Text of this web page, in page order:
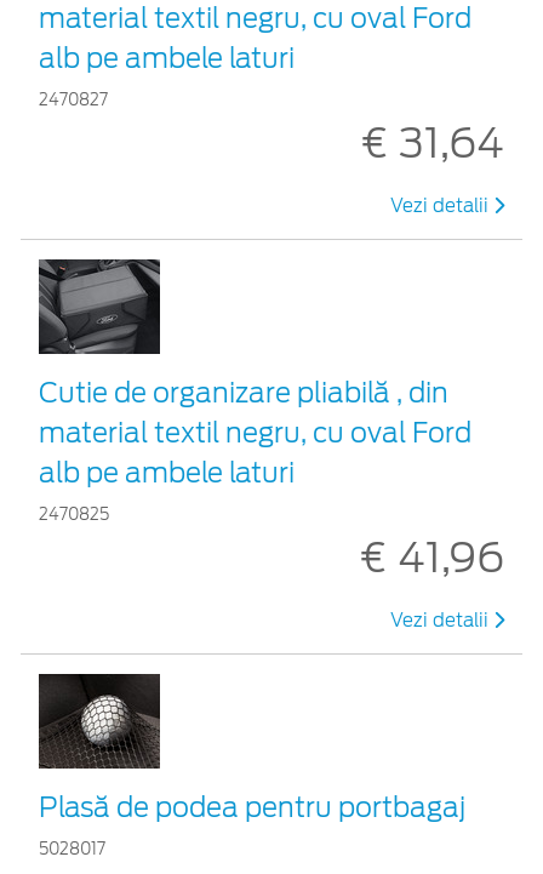
material textil negru, cu oval Ford
alb pe ambele laturi
2470827
€ 31,64
Vezi detalii
Cutie de organizare pliabilă , din
material textil negru, cu oval Ford
alb pe ambele laturi
2470825
€ 41,96
Vezi detalii
Plasă de podea pentru portbagaj
5028017